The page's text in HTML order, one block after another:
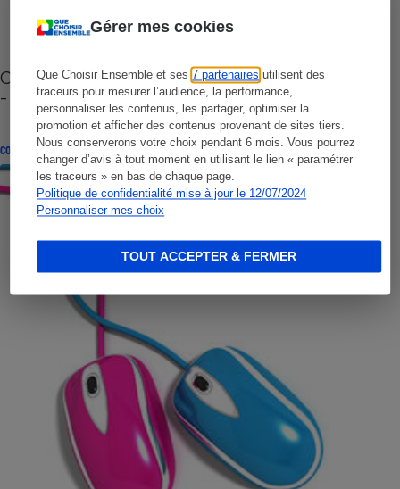
Gérer mes cookies
Que Choisir Ensemble et ses7 partenaires utilisent des
traceurs pour mesurer l’audience, la performance,
personnaliser les contenus, les partager, optimiser la
promotion et afficher des contenus provenant de sites tiers.
Nous conserverons votre choix pendant 6 mois. Vous pourrez
changer d’avis à tout moment en utilisant le lien « paramétrer
les traceurs » en bas de chaque page.
Politique de confidentialité mise à jour le 12/07/2024
Personnaliser mes choix
TOUT ACCEPTER & FERMER
Cafetière à capsules zéro déchet CoffeeB (vidéo)
- Premières impressions
CONSEILS